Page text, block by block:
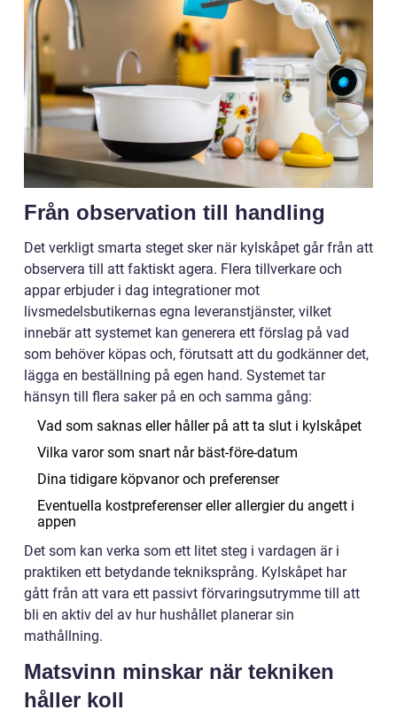
Från observation till handling
Det verkligt smarta steget sker när kylskåpet går från att
observera till att faktiskt agera. Flera tillverkare och
appar erbjuder i dag integrationer mot
livsmedelsbutikernas egna leveranstjänster, vilket
innebär att systemet kan generera ett förslag på vad
som behöver köpas och, förutsatt att du godkänner det,
lägga en beställning på egen hand. Systemet tar
hänsyn till flera saker på en och samma gång:
Vad som saknas eller håller på att ta slut i kylskåpet
Vilka varor som snart når bäst-före-datum
Dina tidigare köpvanor och preferenser
Eventuella kostpreferenser eller allergier du angett i
appen
Det som kan verka som ett litet steg i vardagen är i
praktiken ett betydande tekniksprång. Kylskåpet har
gått från att vara ett passivt förvaringsutrymme till att
bli en aktiv del av hur hushållet planerar sin
mathållning.
Matsvinn minskar när tekniken
håller koll